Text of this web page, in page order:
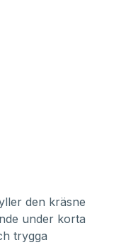
den kräsne
under korta
trygga